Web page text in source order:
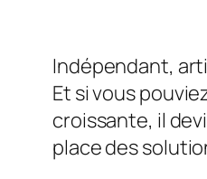
Indépendant,
Et si vous
croissante, il
place des